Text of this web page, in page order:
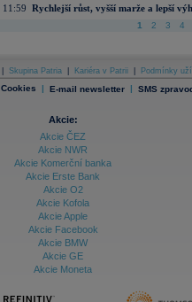
11:59 Rychlejší růst, vyšší marže a lepší
1 2 3 4
Skupina Patria Kariéra v Patrii Podmínky
Cookies | E-mail newsletter | SMS
Akcie:
Akcie ČEZ
Akcie NWR
Akcie Komerční banka
Akcie Erste Bank
Akcie O2
Akcie Kofola
Akcie Apple
Akcie Facebook
Akcie BMW
Akcie GE
Akcie Moneta